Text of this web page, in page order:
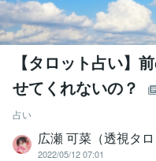
【タロット占い】
せてくれないの？
占い
広瀬 可菜（透視タロ
2022/05/12 07:01